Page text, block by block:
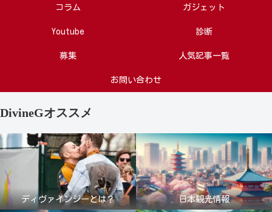
コラム ガジェット
Youtube 診断
募集 人気記事一覧
お問い合わせ
DivineGオススメ
ディヴァインジーとは？ 日本観光情報